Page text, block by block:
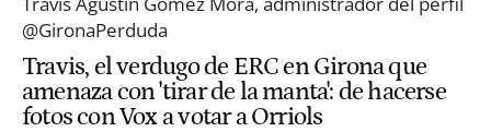
Travis, el verdugo de ERC en Girona que
amenaza con 'tirar de la manta': de hacerse
fotos con Vox a votar a Orriols